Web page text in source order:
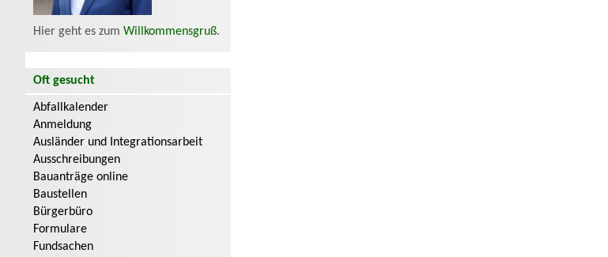
Hier geht es zum Willkommensgruß.
Oft gesucht
Abfallkalender
Anmeldung
Ausländer und Integrationsarbeit
Ausschreibungen
Bauanträge online
Baustellen
Bürgerbüro
Formulare
Fundsachen